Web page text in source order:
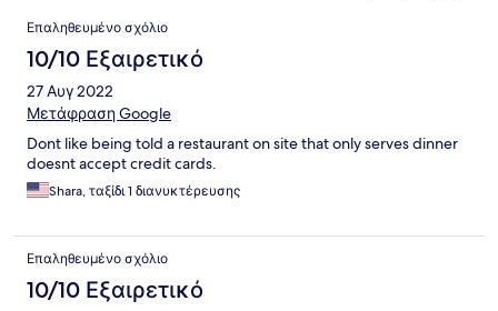
Σχόλια
Επαληθευμένο σχόλιο
10/10 Εξαιρετικό
27 Αυγ 2022
Μετάφραση Google
Dont like being told a restaurant on site that only serves dinner
doesnt accept credit cards.
Shara, ταξίδι 1 διανυκτέρευσης
Επαληθευμένο σχόλιο
10/10 Εξαιρετικό